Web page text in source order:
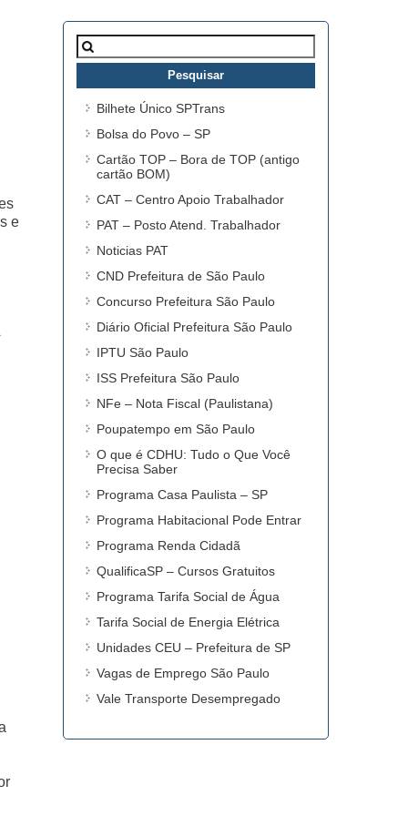
e
Pesquisar
por:
Bilhete Único SPTrans
Bolsa do Povo – SP
Cartão TOP – Bora de TOP (antigo
cartão BOM)
CAT – Centro Apoio Trabalhador
PAT – Posto Atend. Trabalhador
Noticias PAT
CND Prefeitura de São Paulo
Concurso Prefeitura São Paulo
Diário Oficial Prefeitura São Paulo
IPTU São Paulo
ISS Prefeitura São Paulo
NFe – Nota Fiscal (Paulistana)
Poupatempo em São Paulo
O que é CDHU: Tudo o Que Você
Precisa Saber
Programa Casa Paulista – SP
Programa Habitacional Pode Entrar
Programa Renda Cidadã
QualificaSP – Cursos Gratuitos
Programa Tarifa Social de Água
Tarifa Social de Energia Elétrica
Unidades CEU – Prefeitura de SP
Vagas de Emprego São Paulo
Vale Transporte Desempregado